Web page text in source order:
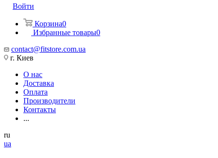
Войти
Корзина0
Избранные товары0
contact@fitstore.com.ua
г. Киев
О нас
Доставка
Оплата
Производители
Контакты
...
ru
ua